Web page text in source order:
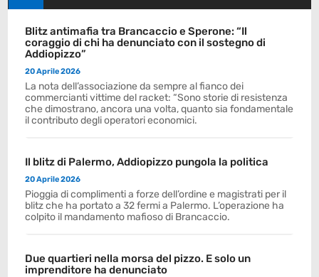
Blitz antimafia tra Brancaccio e Sperone: “Il
coraggio di chi ha denunciato con il sostegno di
Addiopizzo”
20 Aprile 2026
La nota dell’associazione da sempre al fianco dei
commercianti vittime del racket: “Sono storie di resistenza
che dimostrano, ancora una volta, quanto sia fondamentale
il contributo degli operatori economici.
Il blitz di Palermo, Addiopizzo pungola la politica
20 Aprile 2026
Pioggia di complimenti a forze dell’ordine e magistrati per il
blitz che ha portato a 32 fermi a Palermo. L’operazione ha
colpito il mandamento mafioso di Brancaccio.
Due quartieri nella morsa del pizzo. E solo un
imprenditore ha denunciato